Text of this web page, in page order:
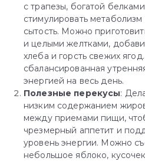
с трапезы, богатой
стимулировать
сытость. Можно
и целыми желтками,
хлеба и горсть свежих
сбалансированная
энергией на весь день.
Полезные перекусы:
низким содержанием
между приемами пищи,
чрезмерный аппетит и
уровень энергии. Можно
небольшое яблоко,